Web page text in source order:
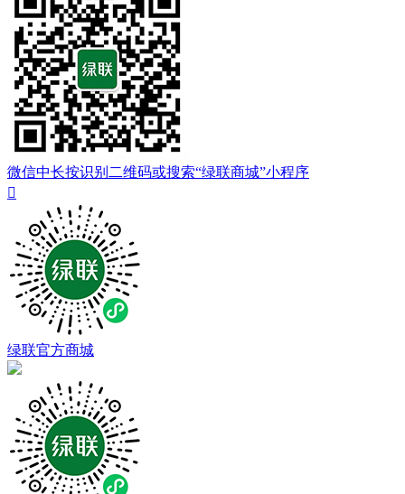
微信中长按识别二维码或搜索“绿联商城”小程序

绿联官方商城